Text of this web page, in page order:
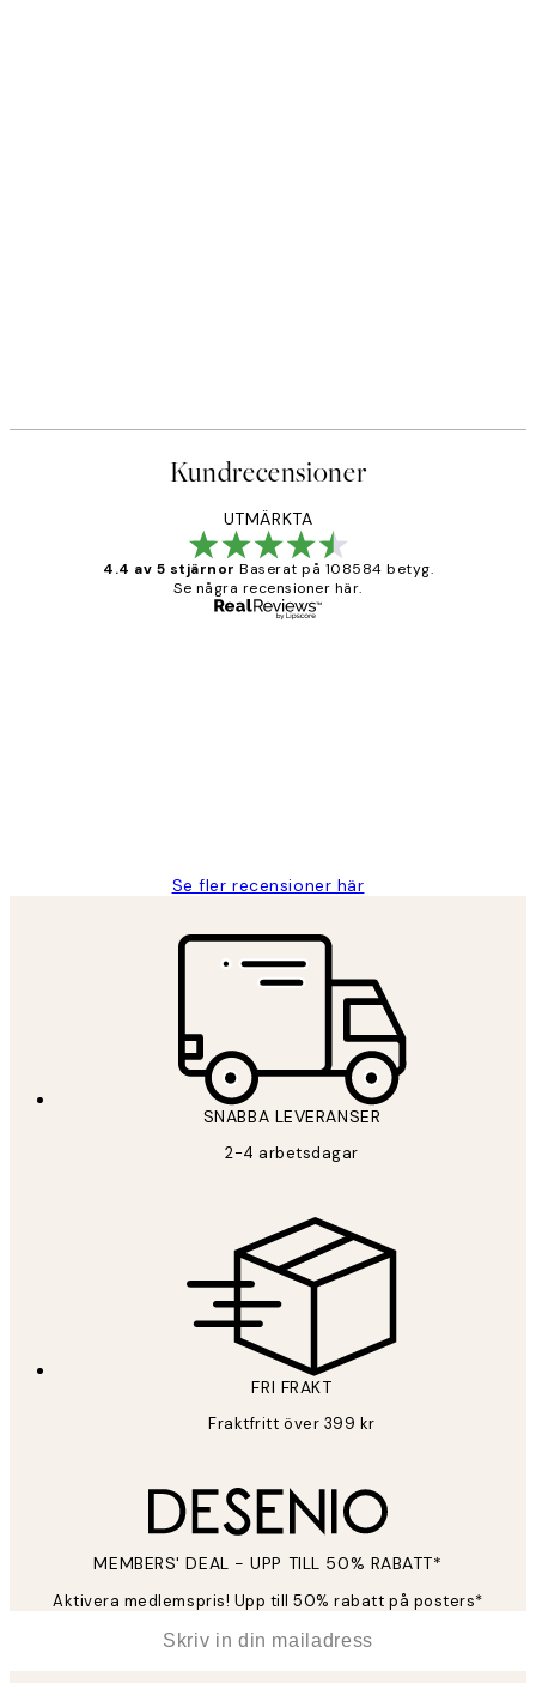
Kundrecensioner
UTMÄRKTA
4.4 av 5 stjärnor Baserat på 108584 betyg.
Se några recensioner här.
Se fler recensioner här
SNABBA LEVERANSER
2-4 arbetsdagar
FRI FRAKT
Fraktfritt över 399 kr
MEMBERS' DEAL - UPP TILL 50% RABATT*
Aktivera medlemspris! Upp till 50% rabatt på posters*